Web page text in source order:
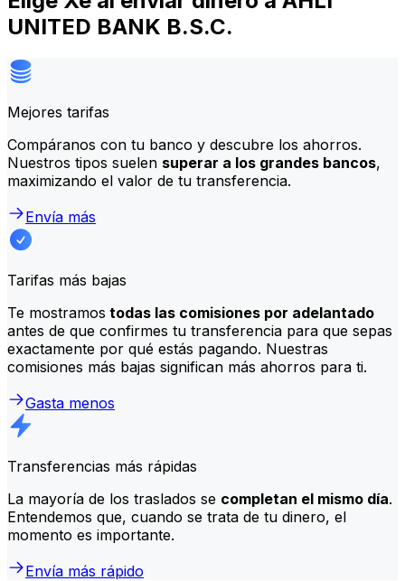
UNITED BANK B.S.C.
Mejores tarifas
Compáranos con tu banco y descubre los ahorros.
Nuestros tipos suelen superar a los grandes bancos,
maximizando el valor de tu transferencia.
Envía más
Tarifas más bajas
Te mostramos todas las comisiones por adelantado
antes de que confirmes tu transferencia para que sepas
exactamente por qué estás pagando. Nuestras
comisiones más bajas significan más ahorros para ti.
Gasta menos
Transferencias más rápidas
La mayoría de los traslados se completan el mismo día.
Entendemos que, cuando se trata de tu dinero, el
momento es importante.
Envía más rápido